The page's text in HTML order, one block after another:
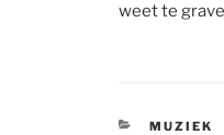
weet te
MUZIEK